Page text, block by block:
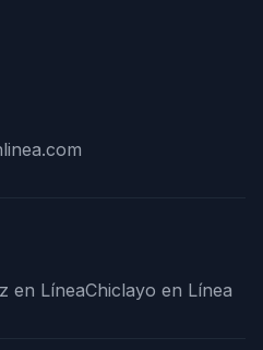
en LíneaChiclayo en Línea